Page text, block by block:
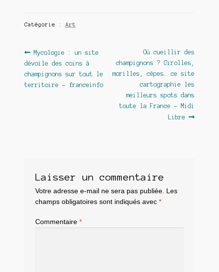
Catégorie : Art
Navigation
de
l’article
Article
précédent :
Mycologie : un site
dévoile des coins à
champignons sur tout le
territoire – franceinfo
Article
suivant :
Où cueillir des
champignons ? Girolles,
morilles, cèpes… ce site
cartographie les
meilleurs spots dans
toute la France – Midi
Libre
Laisser un commentaire
Votre adresse e-mail ne sera pas publiée.
Les
champs obligatoires sont indiqués avec *
Commentaire *